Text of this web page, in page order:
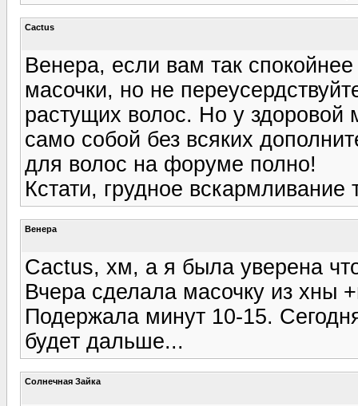
Cactus
Венера, если вам так
масочки, но не
растущих волос. Но у здоровой
само собой без всяких
для волос на форуме полно!
Кстати, грудное вскармливание
Венера
Cactus, хм, а я была уверена
Вчера сделала масочку из хны
Подержала минут 10-15.
будет дальше...
Солнечная Зайка